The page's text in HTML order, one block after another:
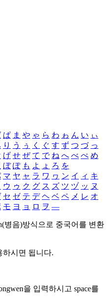
ぱ ま や ゃ ら わ ゎ ん い ぃ
り う ぅ く ぐ す ず つ づ っ
げ せ ぜ て で ね へ べ ぺ め
ぼ ぽ も よ ょ ろ を
マ ヤ ャ ラ ワ ヮ ン イ ィ キ
ウ ゥ ク グ ス ズ ツ ヅ ッ ヌ
セ ゼ テ デ ヘ ベ ペ メ レ オ
モ ヨ ョ ロ ヲ ―
병음)방식으로 중국어를 변환
하시면 됩니다.
을 입력하시고 space를